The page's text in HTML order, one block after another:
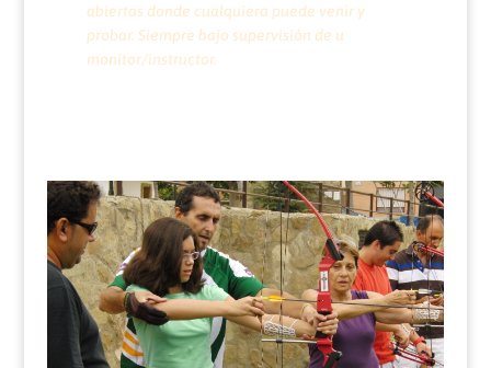
abiertas donde cualquiera puede venir y
probar. Siempre bajo supervisión de u
monitor/instructor.